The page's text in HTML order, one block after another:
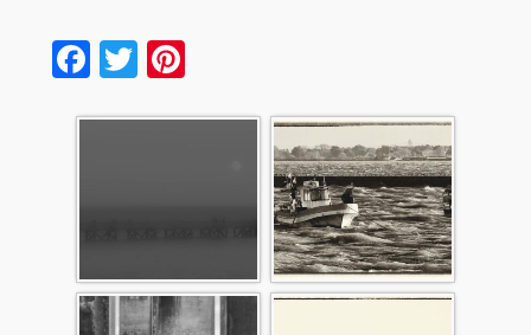
Facebook
Twitter